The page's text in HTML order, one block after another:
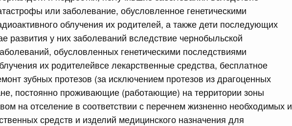
или заболевание, обусловленное генетическими
облучения их родителей, а также дети последующих
развития у них заболеваний вследствие чернобыльской
обусловленных генетическими последствиями
их родителейвсе лекарственные средства, бесплатное
зубных протезов (за исключением протезов из драгоценных
постоянно проживающие (работающие) на территории зоны
на отселение в соответствии с перечнем жизненно необходимых и
средств и изделий медицинского назначения для
Федерации от 18.07.2026 г. № 914
платежных карт "Мир" при предоставлении
(поддержки) и иных льгот
Федерации от 18.07.2026 г. № 913
Российской Федерации